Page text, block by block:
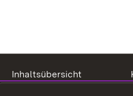
Inhaltsübersicht